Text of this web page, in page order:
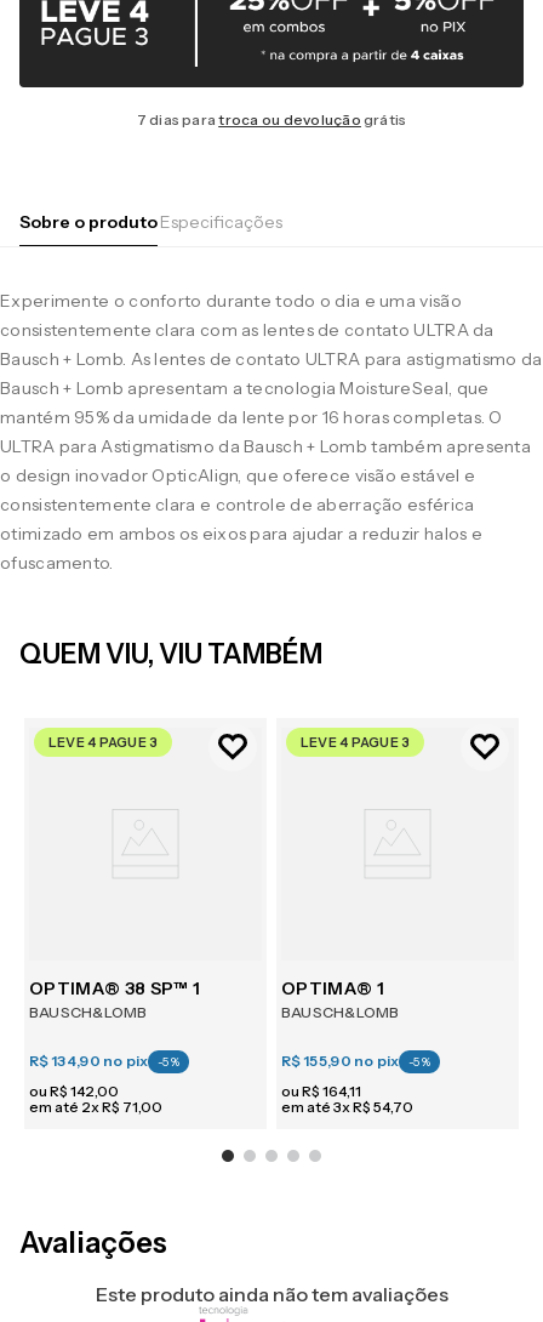
7 dias paratroca ou devolução grátis
Sobre o produtoEspecificações
Experimente o conforto durante todo o dia e uma visão
consistentemente clara com as lentes de contato ULTRA da
Bausch + Lomb. As lentes de contato ULTRA para astigmatismo da
Bausch + Lomb apresentam a tecnologia MoistureSeal, que
mantém 95% da umidade da lente por 16 horas completas. O
ULTRA para Astigmatismo da Bausch + Lomb também apresenta
o design inovador OpticAlign, que oferece visão estável e
consistentemente clara e controle de aberração esférica
otimizado em ambos os eixos para ajudar a reduzir halos e
ofuscamento.
QUEM VIU, VIU TAMBÉM
LEVE 4 PAGUE 3
OPTIMA® 38 SP™ 1
BAUSCH&LOMB
R$ 134,90 no pix -5%
ou R$ 142,00
em até 2xR$ 71,00
LEVE 4 PAGUE 3
OPTIMA® 1
BAUSCH&LOMB
R$ 155,90 no pix -5%
ou R$ 164,11
em até 3xR$ 54,70
Avaliações
Este produto ainda não tem avaliações